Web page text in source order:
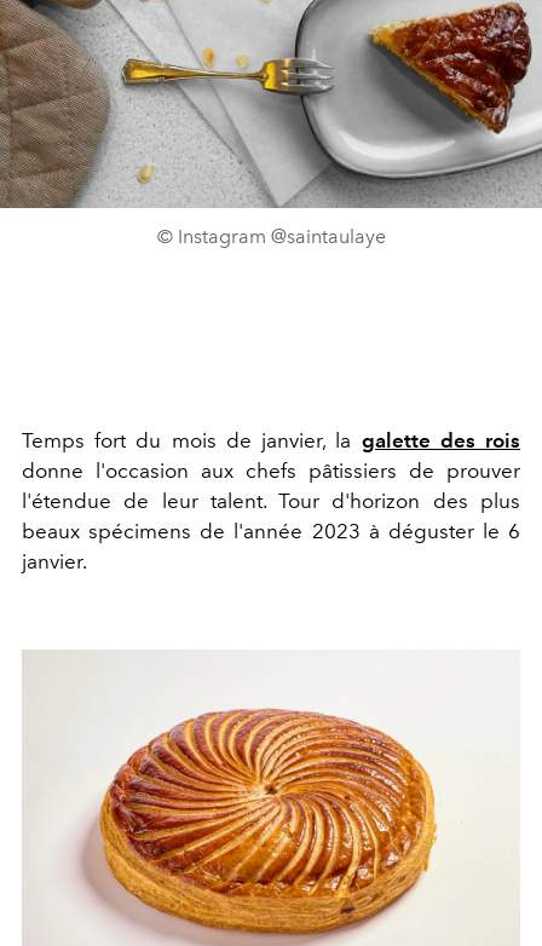
© Instagram @saintaulaye
Temps fort du mois de janvier, la galette des rois
donne l'occasion aux chefs pâtissiers de prouver
l'étendue de leur talent. Tour d'horizon des plus
beaux spécimens de l'année 2023 à déguster le 6
janvier.